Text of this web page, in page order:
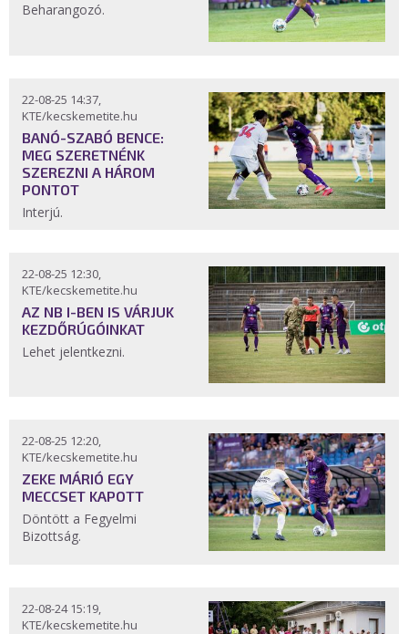
Beharangozó.
22-08-25 14:37,
KTE/kecskemetite.hu
BANÓ-SZABÓ BENCE:
MEG SZERETNÉNK
SZEREZNI A HÁROM
PONTOT
Interjú.
22-08-25 12:30,
KTE/kecskemetite.hu
AZ NB I-BEN IS VÁRJUK
KEZDŐRÚGÓINKAT
Lehet jelentkezni.
22-08-25 12:20,
KTE/kecskemetite.hu
ZEKE MÁRIÓ EGY
MECCSET KAPOTT
Döntött a Fegyelmi
Bizottság.
22-08-24 15:19,
KTE/kecskemetite.hu